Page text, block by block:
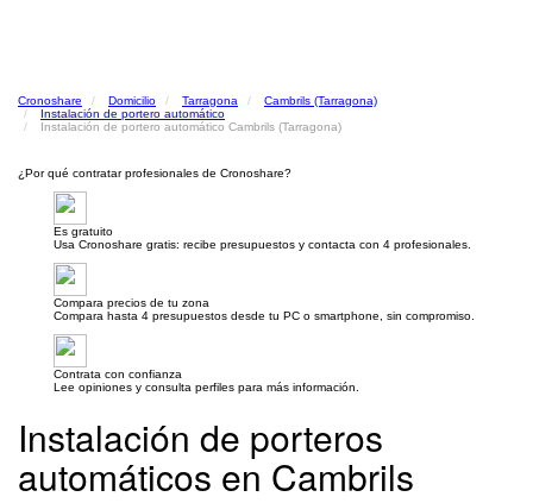
Cronoshare Domicilio Tarragona
Cambrils (Tarragona)
Instalación de portero automático
Instalación de portero automático Cambrils (Tarragona)
¿Por qué contratar profesionales de Cronoshare?
Es gratuito
Usa Cronoshare gratis: recibe presupuestos y contacta con 4 profesionales.
Compara precios de tu zona
Compara hasta 4 presupuestos desde tu PC o smartphone, sin compromiso.
Contrata con confianza
Lee opiniones y consulta perfiles para más información.
Instalación de porteros
automáticos en Cambrils